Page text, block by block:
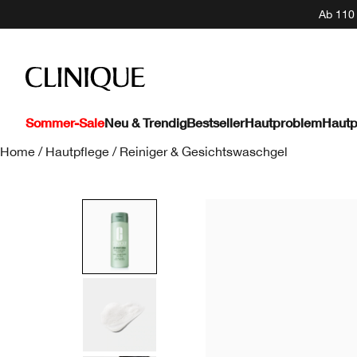
Ab
Sommer-SaleNeu & TrendigBestsellerHautproblem
Home / Hautpflege / Reiniger & Gesichtswaschgel